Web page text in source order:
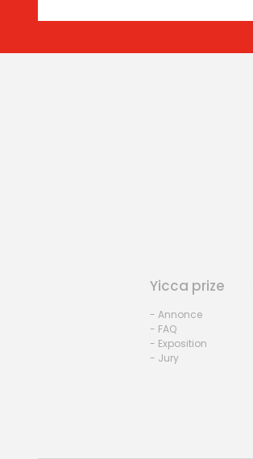
Yicca prize
- Annonce
- FAQ
- Exposition
- Jury